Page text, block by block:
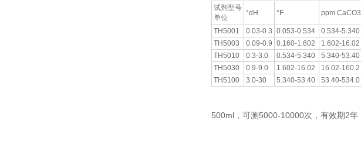
试剂型号
单位
°dH °F ppm CaCO3
TH5001 0.03-0.3 0.053-0.534 0.534-5.340
TH5003
0.09-0.9 0.160-1.602 1.602-16.02
TH5010
0.3-3.0 0.534-5.340 5.340-53.40
TH5030
0.9-9.0 1.602-16.02 16.02-160.2
TH5100
3.0-30 5.340-53.40 53.40-534.0
500ml，可测5000-10000次，有效期2年